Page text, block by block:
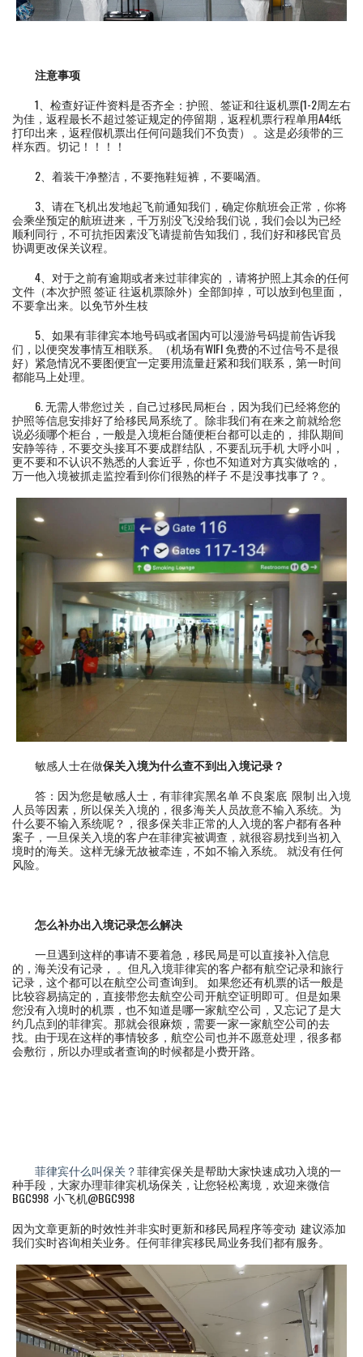
注意事项
1、检查好证件资料是否齐全：护照、签证和往返机票(1-2周左右
为佳，返程最长不超过签证规定的停留期，返程机票行程单用A4纸
打印出来，返程假机票出任何问题我们不负责） 。这是必须带的三
样东西。切记！！！！
2、着装干净整洁，不要拖鞋短裤，不要喝酒。
3、请在飞机出发地起飞前通知我们，确定你航班会正常，你将
会乘坐预定的航班进来，千万别没飞没给我们说，我们会以为已经
顺利同行，不可抗拒因素没飞请提前告知我们，我们好和移民官员
协调更改保关议程。
4、对于之前有逾期或者来过菲律宾的 ，请将护照上其余的任何
文件（本次护照 签证 往返机票除外）全部卸掉，可以放到包里面，
不要拿出来。以免节外生枝
5、如果有菲律宾本地号码或者国内可以漫游号码提前告诉我
们，以便突发事情互相联系。（机场有WIFI 免费的不过信号不是很
好）紧急情况不要图便宜一定要用流量赶紧和我们联系，第一时间
都能马上处理。
6. 无需人带您过关，自己过移民局柜台，因为我们已经将您的
护照等信息安排好了给移民局系统了。除非我们有在来之前就给您
说必须哪个柜台，一般是入境柜台随便柜台都可以走的， 排队期间
安静等待，不要交头接耳不要成群结队，不要乱玩手机 大呼小叫，
更不要和不认识不熟悉的人套近乎，你也不知道对方真实做啥的，
万一他入境被抓走监控看到你们很熟的样子 不是没事找事了？。
敏感人士在做保关入境为什么查不到出入境记录？
答：因为您是敏感人士，有菲律宾黑名单 不良案底 限制 出入境
人员等因素，所以保关入境的，很多海关人员故意不输入系统。为
什么要不输入系统呢？，很多保关非正常的人入境的客户都有各种
案子，一旦保关入境的客户在菲律宾被调查，就很容易找到当初入
境时的海关。这样无缘无故被牵连，不如不输入系统。 就没有任何
风险。
怎么补办出入境记录怎么解决
一旦遇到这样的事请不要着急，移民局是可以直接补入信息
的，海关没有记录， 。但凡入境菲律宾的客户都有航空记录和旅行
记录，这个都可以在航空公司查询到。 如果您还有机票的话一般是
比较容易搞定的，直接带您去航空公司开航空证明即可。但是如果
您没有入境时的机票，也不知道是哪一家航空公司，又忘记了是大
约几点到的菲律宾。那就会很麻烦，需要一家一家航空公司的去
找。由于现在这样的事情较多，航空公司也并不愿意处理，很多都
会敷衍，所以办理或者查询的时候都是小费开路。
菲律宾什么叫保关？菲律宾保关是帮助大家快速成功入境的一
种手段，大家办理菲律宾机场保关，让您轻松离境，欢迎来微信
BGC998 小飞机@BGC998
因为文章更新的时效性并非实时更新和移民局程序等变动 建议添加
我们实时咨询相关业务。任何菲律宾移民局业务我们都有服务。